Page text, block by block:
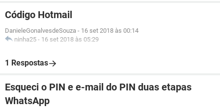
Código Hotmail
DanieleGonalvesdeSouza - 16 set 2018 às 00:14
ninha25 - 16 set 2018 às 05:29
1 Respostas
Esqueci o PIN e e-mail do PIN duas etapas
WhatsApp